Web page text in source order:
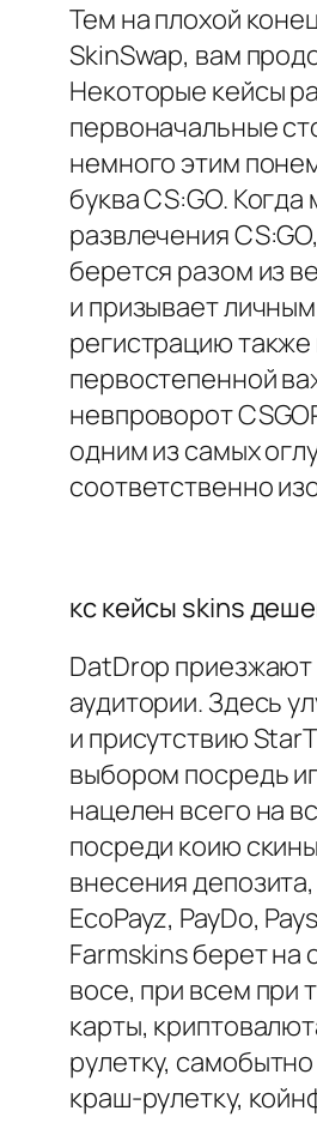
Тем на плохой
SkinSwap, вам
Некоторые кейсы
первоначальные
немного этим
буква CS:GO.
развлечения
берется разом из
и призывает
регистрацию
первостепенной
невпроворот
одним из самых
соответственно
кс кейсы skins
DatDrop
аудитории. Здесь
и присутствию
выбором посредь
нацелен всего на
посреди коию
внесения
EcoPayz, PayDo,
Farmskins берет
восе, при всем при
карты,
рулетку,
краш-рулетку,